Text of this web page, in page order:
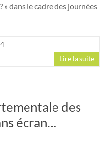
» dans le cadre des journées
Lire la suite
des
écran…